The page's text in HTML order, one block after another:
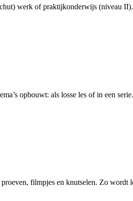
werk of praktijkonderwijs (niveau
opbouwt: als losse les of in een
filmpjes en knutselen. Zo wordt